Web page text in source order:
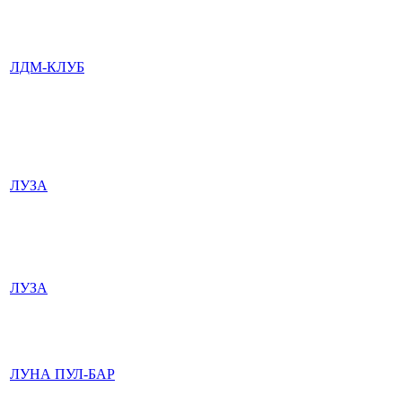
ЛДМ-КЛУБ
ЛУЗА
ЛУЗА
ЛУНА ПУЛ-БАР